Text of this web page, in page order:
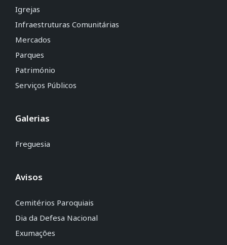
Igrejas
Infraestruturas Comunitárias
Mercados
Parques
Património
Serviços Públicos
Galerias
Freguesia
Avisos
Cemitérios Paroquiais
Dia da Defesa Nacional
Exumações